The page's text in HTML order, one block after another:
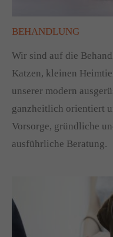
BEHANDLUNG
Wir sind auf die
Katzen, kleinen
unserer modern
ganzheitlich orientiert
Vorsorge, gründliche
ausführliche Beratung.